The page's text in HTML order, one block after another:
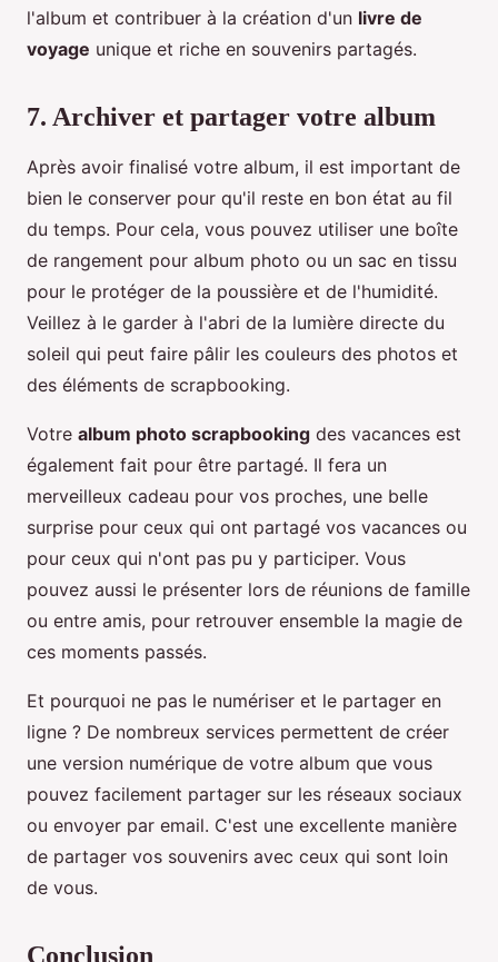
l'album et contribuer à la création d'un livre de
voyage unique et riche en souvenirs partagés.
7. Archiver et partager votre album
Après avoir finalisé votre album, il est important de
bien le conserver pour qu'il reste en bon état au fil
du temps. Pour cela, vous pouvez utiliser une boîte
de rangement pour album photo ou un sac en tissu
pour le protéger de la poussière et de l'humidité.
Veillez à le garder à l'abri de la lumière directe du
soleil qui peut faire pâlir les couleurs des photos et
des éléments de scrapbooking.
Votre album photo scrapbooking des vacances est
également fait pour être partagé. Il fera un
merveilleux cadeau pour vos proches, une belle
surprise pour ceux qui ont partagé vos vacances ou
pour ceux qui n'ont pas pu y participer. Vous
pouvez aussi le présenter lors de réunions de famille
ou entre amis, pour retrouver ensemble la magie de
ces moments passés.
Et pourquoi ne pas le numériser et le partager en
ligne ? De nombreux services permettent de créer
une version numérique de votre album que vous
pouvez facilement partager sur les réseaux sociaux
ou envoyer par email. C'est une excellente manière
de partager vos souvenirs avec ceux qui sont loin
de vous.
Conclusion